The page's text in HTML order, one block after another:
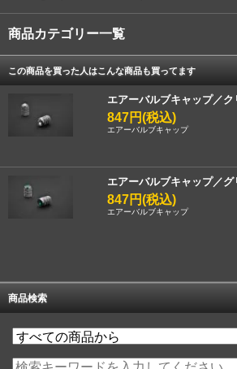
商品カテゴリー一覧
この商品を買った人はこんな商品も買ってます
エアーバルブキャップ／ク
847円(税込)
エアーバルブキャップ
エアーバルブキャップ／グ
847円(税込)
エアーバルブキャップ
商品検索